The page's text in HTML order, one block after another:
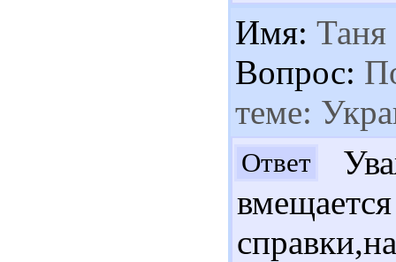
Имя: Таня
Вопрос:
теме:
Ответ